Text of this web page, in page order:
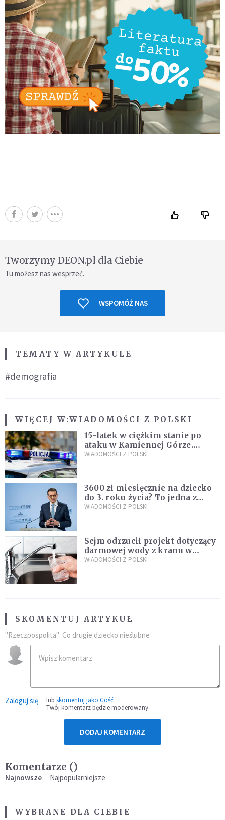
Tworzymy DEON.pl dla Ciebie
Tu możesz nas wesprzeć.
WSPOMÓŻ NAS
TEMATY W ARTYKULE
#demografia
WIĘCEJ W:WIADOMOŚCI Z POLSKI
15-latek w ciężkim stanie po
ataku w Kamiennej Górze.
Policja zatrzymała dwóch
WIADOMOŚCI Z POLSKI
3600 zł miesięcznie na dziecko
do 3. roku życia? To jedna z
propozycji programu "Rozwój
WIADOMOŚCI Z POLSKI
Sejm odrzucił projekt dotyczący
darmowej wody z kranu w
restauracjach
WIADOMOŚCI Z POLSKI
SKOMENTUJ ARTYKUŁ
"Rzeczpospolita": Co drugie dziecko nieślubne
Zaloguj się lub skomentuj jako Gość
Twój komentarz będzie moderowany
DODAJ KOMENTARZ
Komentarze ()
Najnowsze Najpopularniejsze
WYBRANE DLA CIEBIE